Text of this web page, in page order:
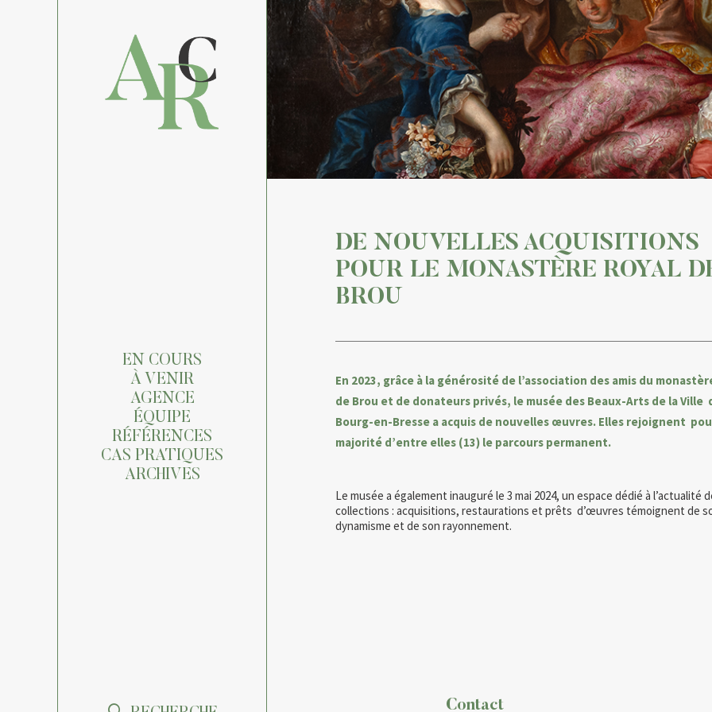
EN COURS
À VENIR
AGENCE
ÉQUIPE
RÉFÉRENCES
CAS PRATIQUES
ARCHIVES
DE NOUVELLES ACQUISITIONS
POUR LE MONASTÈRE ROYAL
BROU
En 2023, grâce à la générosité de l’association des amis du
de Brou et de donateurs privés, le musée des Beaux-Arts de la Ville
Bourg-en-Bresse a acquis de nouvelles œuvres. Elles rejoignent
majorité d’entre elles (13) le parcours permanent.
Le musée a également inauguré le 3 mai 2024, un espace dédié à l’actualité
collections : acquisitions, restaurations et prêts d’œuvres témoignent de
dynamisme et de son rayonnement.
Contact